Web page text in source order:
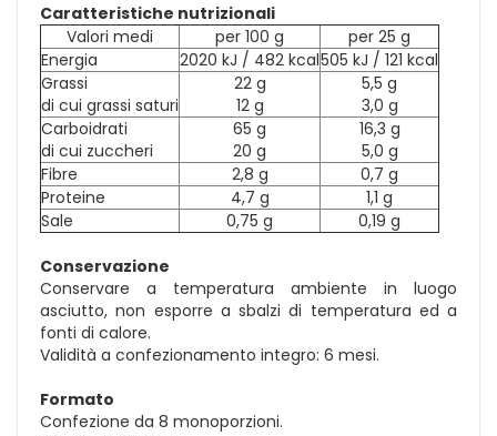
Caratteristiche nutrizionali
Valori medi
per 100 g
per 25 g
Energia
2020 kJ / 482 kcal505 kJ / 121 kcal
Grassi
di cui grassi saturi
22 g
12 g
5,5 g
3,0 g
Carboidrati
di cui zuccheri
65 g
20 g
16,3 g
5,0 g
Fibre
2,8 g
0,7 g
Proteine
4,7 g
1,1 g
Sale
0,75 g 0,19 g
Conservazione
Conservare a temperatura ambiente in luogo
asciutto, non esporre a sbalzi di temperatura ed a
fonti di calore.
Validità a confezionamento integro: 6 mesi.
Formato
Confezione da 8 monoporzioni.